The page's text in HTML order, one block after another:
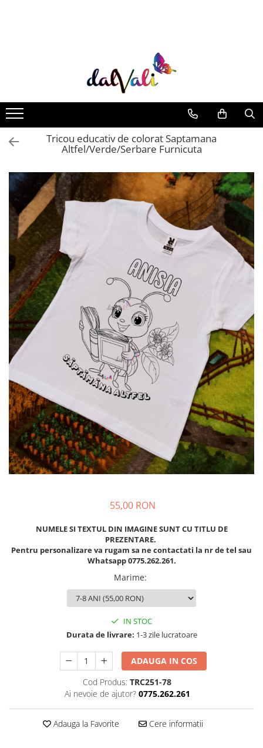
CARIOCI
Tricou educativ de colorat Saptamana
Altfel/Verde/Serbare Furnicuta
55,00 RON
NUMELE SI TEXTUL DIN IMAGINE SUNT CU TITLU DE
PREZENTARE.
Pentru personalizare va rugam sa ne contactati la nr de tel sau
Whatsapp 0775.262.261.
Marime:
IN STOC
Durata de livrare: 1-3 zile lucratoare
ADAUGA IN COS
Cod Produs: TRC251-78
Ai nevoie de ajutor? 0775.262.261
Adauga la Favorite Cere informatii